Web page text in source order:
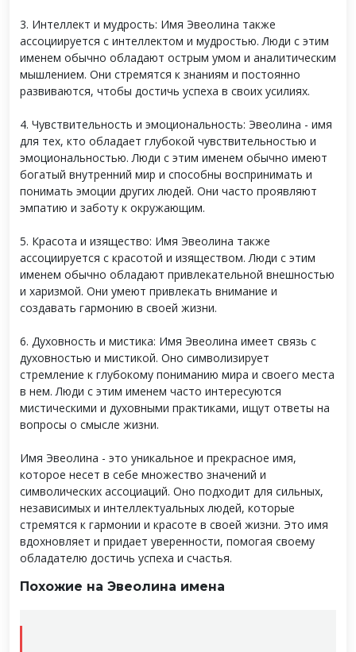
3. Интеллект и мудрость: Имя Эвеолина также
ассоциируется с интеллектом и мудростью. Люди с этим
именем обычно обладают острым умом и аналитическим
мышлением. Они стремятся к знаниям и постоянно
развиваются, чтобы достичь успеха в своих усилиях.
4. Чувствительность и эмоциональность: Эвеолина - имя
для тех, кто обладает глубокой чувствительностью и
эмоциональностью. Люди с этим именем обычно имеют
богатый внутренний мир и способны воспринимать и
понимать эмоции других людей. Они часто проявляют
эмпатию и заботу к окружающим.
5. Красота и изящество: Имя Эвеолина также
ассоциируется с красотой и изяществом. Люди с этим
именем обычно обладают привлекательной внешностью
и харизмой. Они умеют привлекать внимание и
создавать гармонию в своей жизни.
6. Духовность и мистика: Имя Эвеолина имеет связь с
духовностью и мистикой. Оно символизирует
стремление к глубокому пониманию мира и своего места
в нем. Люди с этим именем часто интересуются
мистическими и духовными практиками, ищут ответы на
вопросы о смысле жизни.
Имя Эвеолина - это уникальное и прекрасное имя,
которое несет в себе множество значений и
символических ассоциаций. Оно подходит для сильных,
независимых и интеллектуальных людей, которые
стремятся к гармонии и красоте в своей жизни. Это имя
вдохновляет и придает уверенности, помогая своему
обладателю достичь успеха и счастья.
Похожие на Эвеолина имена